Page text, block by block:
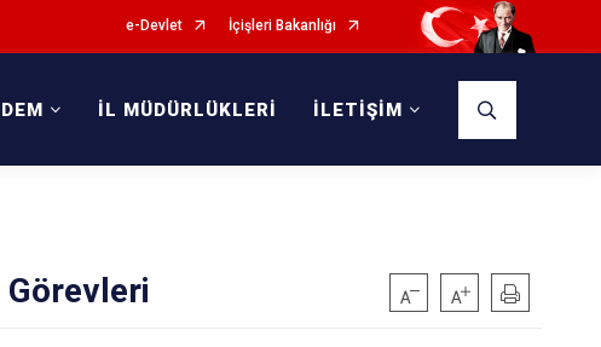
e-Devlet İçişleri Bakanlığı
İL MÜDÜRLÜKLERİ İLETİŞİM
Görevleri